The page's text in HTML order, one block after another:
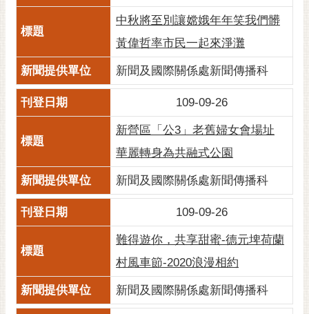
中秋將至別讓嫦娥年年笑我們髒
黃偉哲率市民一起來淨灘
新聞及國際關係處新聞傳播科
109-09-26
新營區「公3」老舊婦女會場址
華麗轉身為共融式公園
新聞及國際關係處新聞傳播科
109-09-26
難得遊你，共享甜蜜-德元埤荷蘭
村風車節-2020浪漫相約
新聞及國際關係處新聞傳播科